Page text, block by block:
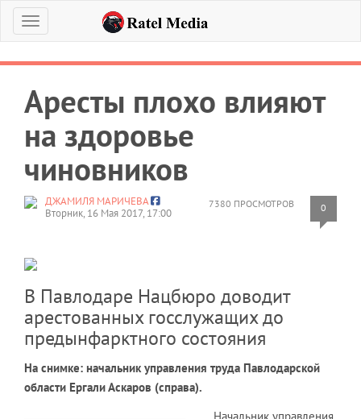
Меню
Аресты плохо влияют
на здоровье
чиновников
7380 ПРОСМОТРОВ 0
ДЖАМИЛЯ МАРИЧЕВА
Вторник, 16 Мая 2017, 17:00
В Павлодаре Нацбюро доводит
арестованных госслужащих до
предынфарктного состояния
На снимке: начальник управления труда Павлодарской
области Ергали Аскаров (справа).